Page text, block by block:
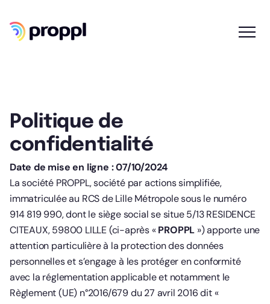
Politique de
confidentialité
Date de mise en ligne : 07/10/2024
La société PROPPL, société par actions simplifiée,
immatriculée au RCS de Lille Métropole sous le numéro
914 819 990, dont le siège social se situe 5/13 RESIDENCE
CITEAUX, 59800 LILLE (ci-après «PROPPL ») apporte une
attention particulière à la protection des données
personnelles et s’engage à les protéger en conformité
avec la réglementation applicable et notamment le
Règlement (UE) n°2016/679 du 27 avril 2016 dit «